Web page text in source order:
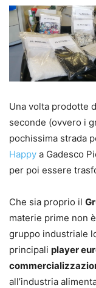
Una volta prodotte
seconde (ovvero i
pochissima strada
Happy a Gadesco
per poi essere
Che sia proprio il
materie prime non
gruppo industriale
principali player
all’industria